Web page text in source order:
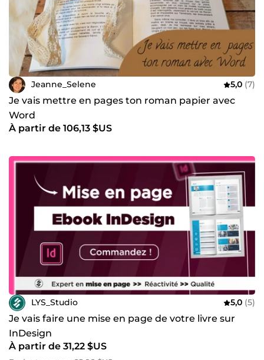
Jeanne_Selene 5,0 (7)
Je vais mettre en pages ton roman papier avec
Word
À partir de 106,13 $US
LYS_Studio 5,0 (5)
Je vais faire une mise en page de votre livre sur
InDesign
À partir de 31,22 $US